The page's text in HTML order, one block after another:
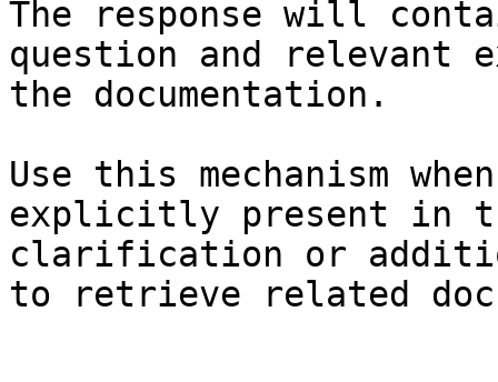
The response will
question and relevant
the documentation.
Use this mechanism
explicitly present in
clarification or